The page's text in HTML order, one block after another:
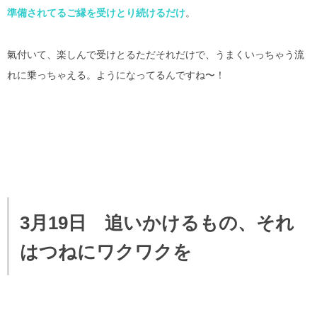
準備されてるご縁を受けとり続けるだけ。
氣付いて、楽しんで受けとるただそれだけで、うまくいっちゃう流
れに乗っちゃえる。ようになってるんですね〜！
3月19日 追いかけるもの、それ
はつねにワクワクを